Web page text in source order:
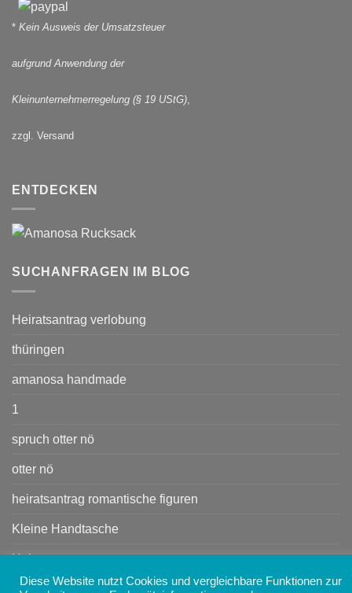
* Kein Ausweis der Umsatzsteuer
aufgrund Anwendung der
Kleinunternehmerregelung (§ 19 UStG),
zzgl. Versand
ENTDECKEN
SUCHANFRAGEN IM BLOG
Heiratsantrag verlobung
thüringen
amanosa handmade
1
spruch otter nö
otter nö
heiratsantrag romantische figuren
Kleine Handtasche
Heiratsant rag
Handtasche
Diese Website nutzt Cookies und vergleichbare Funktionen zur